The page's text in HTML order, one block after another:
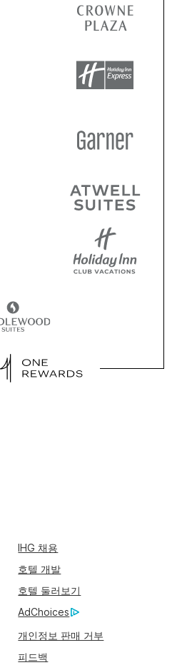
IHG 채용
호텔 개발
호텔 둘러보기
AdChoices
개인정보 판매 거부
피드백